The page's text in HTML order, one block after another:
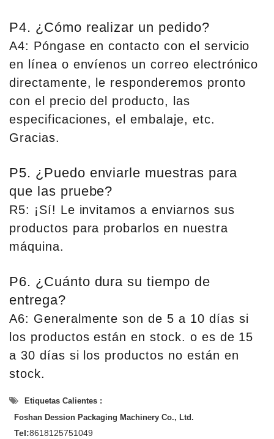
P4. ¿Cómo realizar un pedido?
A4: Póngase en contacto con el servicio
en línea o envíenos un correo electrónico
directamente, le responderemos pronto
con el precio del producto, las
especificaciones, el embalaje, etc.
Gracias.
P5. ¿Puedo enviarle muestras para
que las pruebe?
R5: ¡Sí! Le invitamos a enviarnos sus
productos para probarlos en nuestra
máquina.
P6. ¿Cuánto dura su tiempo de
entrega?
A6: Generalmente son de 5 a 10 días si
los productos están en stock. o es de 15
a 30 días si los productos no están en
stock.
Etiquetas Calientes :
Foshan Dession Packaging Machinery Co., Ltd.
Tel:8618125751049